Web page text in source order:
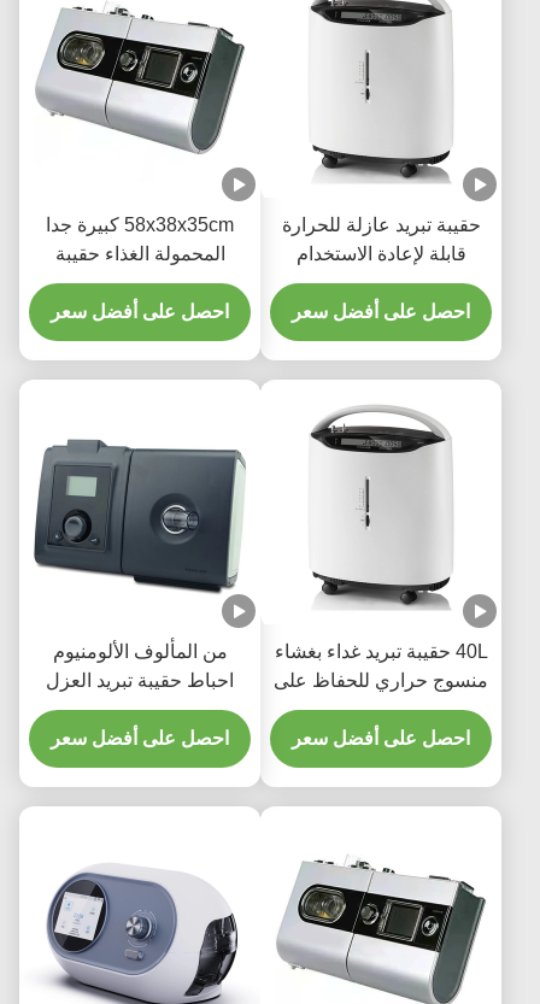
حقيبة تبريد عازلة للحرارة
قابلة لإعادة الاستخدام
لفواكه برغر
احصل على أفضل سعر
58x38x35cm كبيرة جدا
المحمولة الغذاء حقيبة
معزولة طباعة أوفست
احصل على أفضل سعر
40L حقيبة تبريد غداء بغشاء
منسوج حراري للحفاظ على
الحرارة سعة كبيرة باردة
احصل على أفضل سعر
من المألوف الألومنيوم
احباط حقيبة تبريد العزل
للبقالة
احصل على أفضل سعر